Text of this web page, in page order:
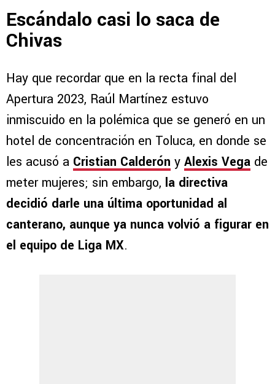
Escándalo casi lo saca de
Chivas
Hay que recordar que en la recta final del
Apertura 2023, Raúl Martínez estuvo
inmiscuido en la polémica que se generó en un
hotel de concentración en Toluca, en donde se
les acusó a Cristian Calderón y Alexis Vega de
meter mujeres; sin embargo, la directiva
decidió darle una última oportunidad al
canterano, aunque ya nunca volvió a figurar en
el equipo de Liga MX.